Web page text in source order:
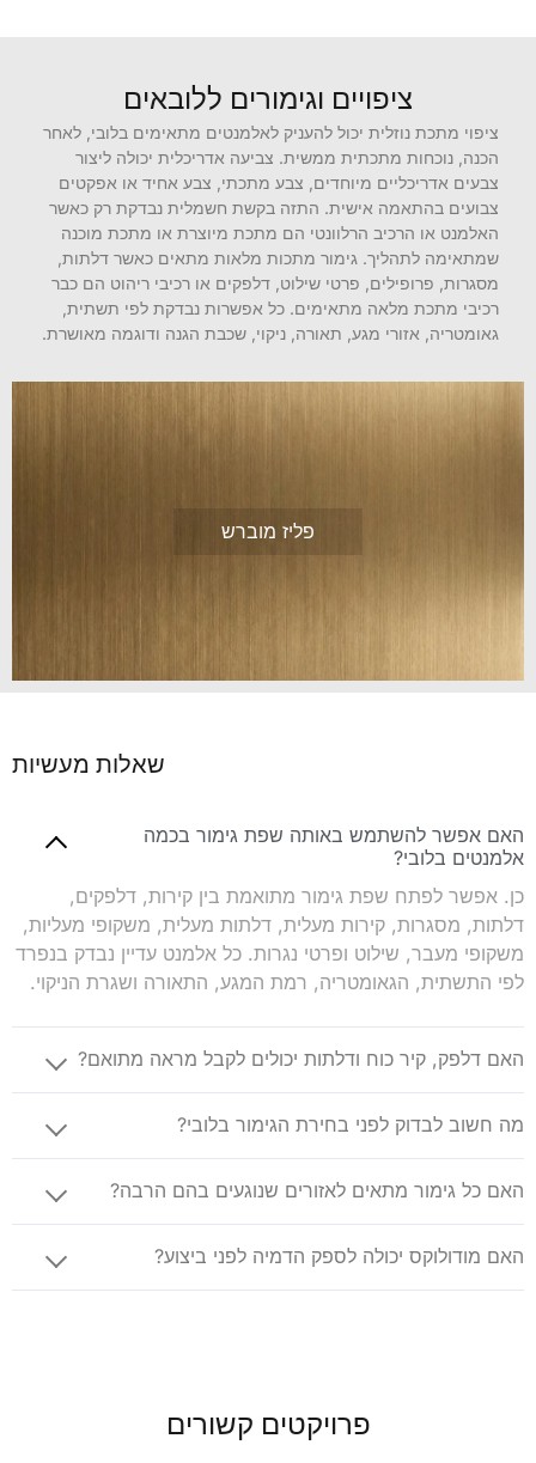
ציפויים וגימורים ללובאים
ציפוי מתכת נוזלית יכול להעניק לאלמנטים מתאימים בלובי, לאחר
הכנה, נוכחות מתכתית ממשית. צביעה אדריכלית יכולה ליצור
צבעים אדריכליים מיוחדים, צבע מתכתי, צבע אחיד או אפקטים
צבועים בהתאמה אישית. התזה בקשת חשמלית נבדקת רק כאשר
האלמנט או הרכיב הרלוונטי הם מתכת מיוצרת או מתכת מוכנה
שמתאימה לתהליך. גימור מתכות מלאות מתאים כאשר דלתות,
מסגרות, פרופילים, פרטי שילוט, דלפקים או רכיבי ריהוט הם כבר
רכיבי מתכת מלאה מתאימים. כל אפשרות נבדקת לפי תשתית,
גאומטריה, אזורי מגע, תאורה, ניקוי, שכבת הגנה ודוגמה מאושרת.
פליז מוברש
שאלות מעשיות
האם אפשר להשתמש באותה שפת גימור בכמה
אלמנטים בלובי?
כן. אפשר לפתח שפת גימור מתואמת בין קירות, דלפקים,
דלתות, מסגרות, קירות מעלית, דלתות מעלית, משקופי מעליות,
משקופי מעבר, שילוט ופרטי נגרות. כל אלמנט עדיין נבדק בנפרד
לפי התשתית, הגאומטריה, רמת המגע, התאורה ושגרת הניקוי.
האם דלפק, קיר כוח ודלתות יכולים לקבל מראה מתואם?
מה חשוב לבדוק לפני בחירת הגימור בלובי?
האם כל גימור מתאים לאזורים שנוגעים בהם הרבה?
האם מודולוקס יכולה לספק הדמיה לפני ביצוע?
פרויקטים קשורים